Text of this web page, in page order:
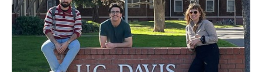
kapaciteten bag vurderingerne.